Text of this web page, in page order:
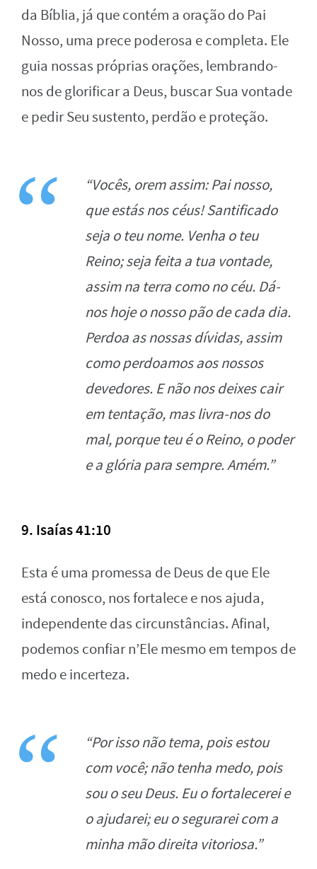
da Bíblia, já que contém a oração do Pai
Nosso, uma prece poderosa e completa. Ele
guia nossas próprias orações, lembrando-
nos de glorificar a Deus, buscar Sua vontade
e pedir Seu sustento, perdão e proteção.
“Vocês, orem assim: Pai nosso,
que estás nos céus! Santificado
seja o teu nome. Venha o teu
Reino; seja feita a tua vontade,
assim na terra como no céu. Dá-
nos hoje o nosso pão de cada dia.
Perdoa as nossas dívidas, assim
como perdoamos aos nossos
devedores. E não nos deixes cair
em tentação, mas livra-nos do
mal, porque teu é o Reino, o poder
e a glória para sempre. Amém.”
9. Isaías 41:10
Esta é uma promessa de Deus de que Ele
está conosco, nos fortalece e nos ajuda,
independente das circunstâncias. Afinal,
podemos confiar n’Ele mesmo em tempos de
medo e incerteza.
“Por isso não tema, pois estou
com você; não tenha medo, pois
sou o seu Deus. Eu o fortalecerei e
o ajudarei; eu o segurarei com a
minha mão direita vitoriosa.”